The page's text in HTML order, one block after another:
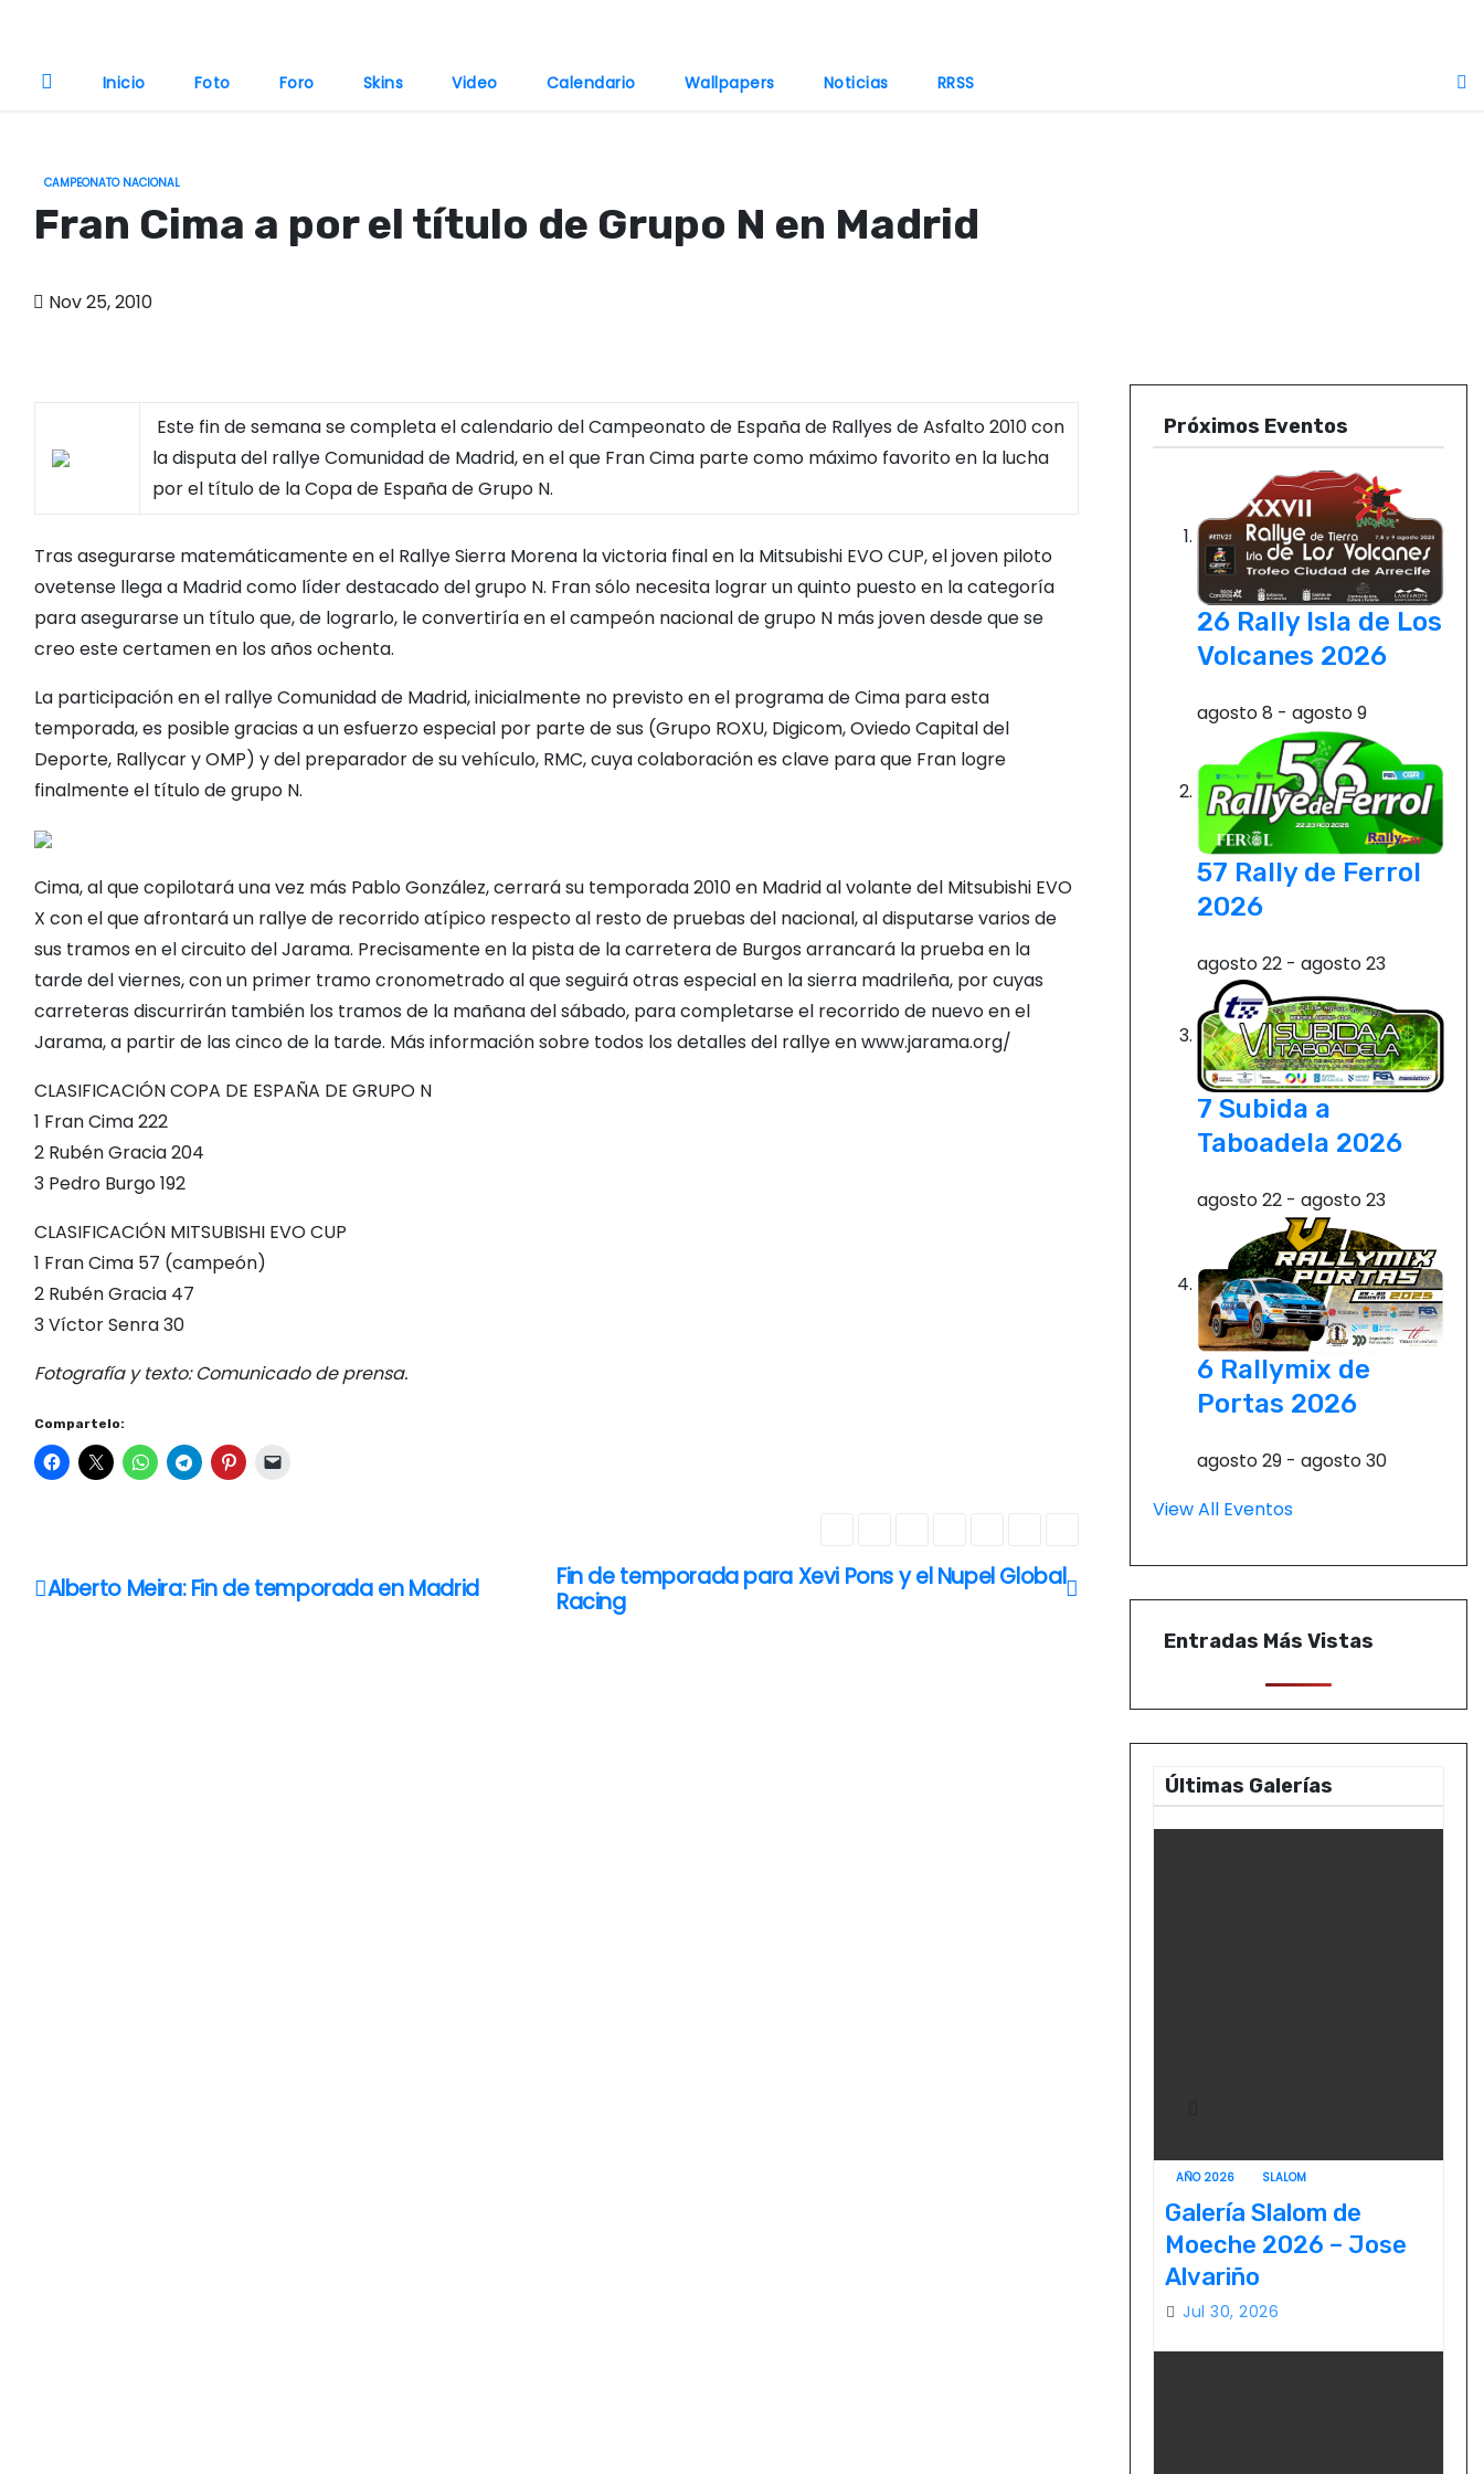
Inicio Foto Foro Skins Video Calendario Wallpapers Noticias RRSS
CAMPEONATO NACIONAL
Fran Cima a por el título de Grupo N en Madrid
Nov 25, 2010
Este fin de semana se completa el calendario del Campeonato de España de Rallyes de Asfalto 2010 con
la disputa del rallye Comunidad de Madrid, en el que Fran Cima parte como máximo favorito en la lucha
por el título de la Copa de España de Grupo N.
Tras asegurarse matemáticamente en el Rallye Sierra Morena la victoria final en la Mitsubishi EVO CUP, el joven piloto
ovetense llega a Madrid como líder destacado del grupo N. Fran sólo necesita lograr un quinto puesto en la categoría
para asegurarse un título que, de lograrlo, le convertiría en el campeón nacional de grupo N más joven desde que se
creo este certamen en los años ochenta.
La participación en el rallye Comunidad de Madrid, inicialmente no previsto en el programa de Cima para esta
temporada, es posible gracias a un esfuerzo especial por parte de sus (Grupo ROXU, Digicom, Oviedo Capital del
Deporte, Rallycar y OMP) y del preparador de su vehículo, RMC, cuya colaboración es clave para que Fran logre
finalmente el título de grupo N.
Cima, al que copilotará una vez más Pablo González, cerrará su temporada 2010 en Madrid al volante del Mitsubishi EVO
X con el que afrontará un rallye de recorrido atípico respecto al resto de pruebas del nacional, al disputarse varios de
sus tramos en el circuito del Jarama. Precisamente en la pista de la carretera de Burgos arrancará la prueba en la
tarde del viernes, con un primer tramo cronometrado al que seguirá otras especial en la sierra madrileña, por cuyas
carreteras discurrirán también los tramos de la mañana del sábado, para completarse el recorrido de nuevo en el
Jarama, a partir de las cinco de la tarde. Más información sobre todos los detalles del rallye en www.jarama.org/
CLASIFICACIÓN COPA DE ESPAÑA DE GRUPO N
1 Fran Cima 222
2 Rubén Gracia 204
3 Pedro Burgo 192
CLASIFICACIÓN MITSUBISHI EVO CUP
1 Fran Cima 57 (campeón)
2 Rubén Gracia 47
3 Víctor Senra 30
Fotografía y texto: Comunicado de prensa.
Compartelo:
N
Fin de temporada para Xevi Pons y el Nupel Global
Racing
Alberto Meira: Fin de temporada en Madrid
Próximos Eventos
26 Rally Isla de Los
Volcanes 2026
agosto 8 - agosto 9
57 Rally de Ferrol
2026
agosto 22 - agosto 23
7 Subida a
Taboadela 2026
agosto 22 - agosto 23
6 Rallymix de
Portas 2026
agosto 29 - agosto 30
View All Eventos
Entradas Más Vistas
Últimas Galerías
AÑO 2026 SLALOM
Galería Slalom de
Moeche 2026 – Jose
Alvariño
Jul 30, 2026